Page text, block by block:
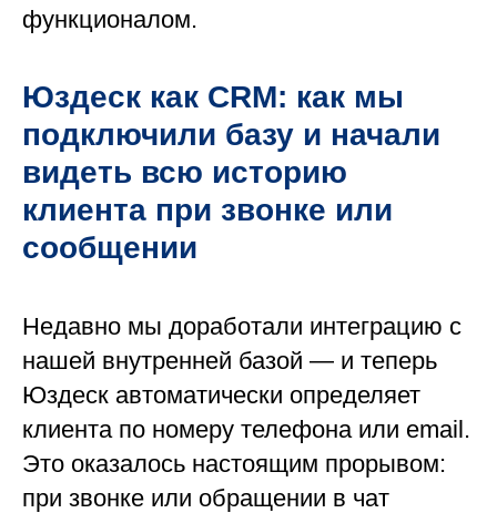
функционалом.
Юздеск как CRM: как мы
подключили базу и начали
видеть всю историю
клиента при звонке или
сообщении
Недавно мы доработали интеграцию с
нашей внутренней базой — и теперь
Юздеск автоматически определяет
клиента по номеру телефона или email.
Это оказалось настоящим прорывом:
при звонке или обращении в чат